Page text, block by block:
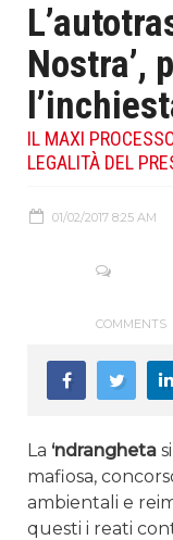
Nostra’,
IL MAXI
LEGALITÀ DEL
01/02/2017 8:25 AM
COMMENTS
La ‘ndrangheta
mafiosa,
ambientali e
questi i reati